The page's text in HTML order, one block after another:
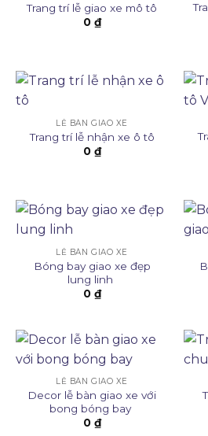
Trang trí lễ giao xe mô tô
0 ₫
LỄ BÀN GIAO XE
Trang trí lễ nhận xe ô tô
0 ₫
LỄ BÀN GIAO XE
Bóng bay giao xe đẹp
lung linh
0 ₫
LỄ BÀN GIAO XE
Decor lễ bàn giao xe với
bong bóng bay
0 ₫